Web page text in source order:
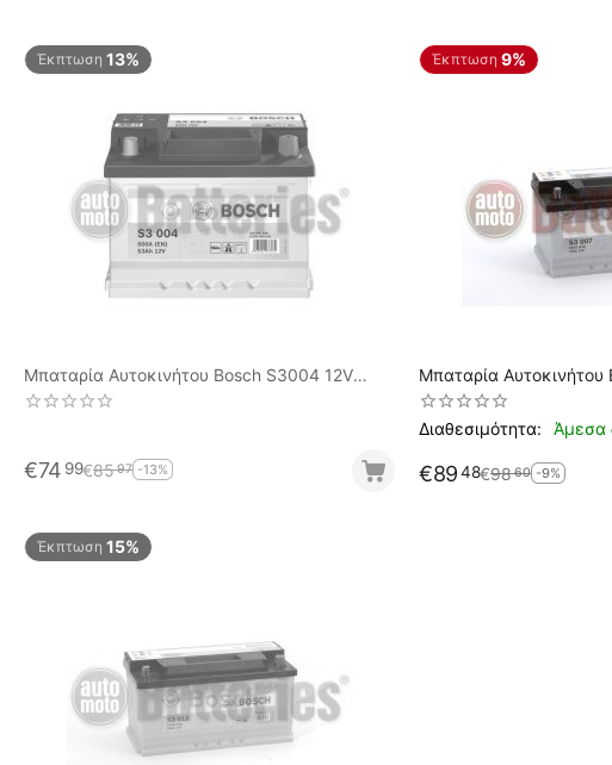
Έκπτωση 13%
Μπαταρία Αυτοκινήτου Bosch S3004 12V
53AH-500EN A-Εκκίνησης
€74 99€8597 -13%
Έκπτωση 9%
Μπαταρία Αυτοκινήτου
70AH-640EN A-
Διαθεσιμότητα:
Άμεσα
€8948€9860 -9%
Έκπτωση 15%